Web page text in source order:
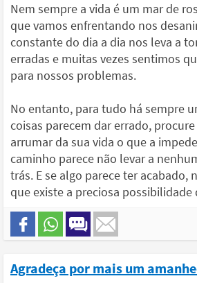
Nem sempre a vida é um mar de
que vamos enfrentando nos
constante do dia a dia nos leva a
erradas e muitas vezes sentimos
para nossos problemas.
No entanto, para tudo há sempre
coisas parecem dar errado,
arrumar da sua vida o que a
caminho parece não levar a
trás. E se algo parece ter acabado,
que existe a preciosa possibilidade
Agradeça por mais um